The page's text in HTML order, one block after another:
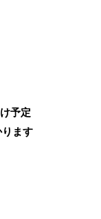
予定
ります